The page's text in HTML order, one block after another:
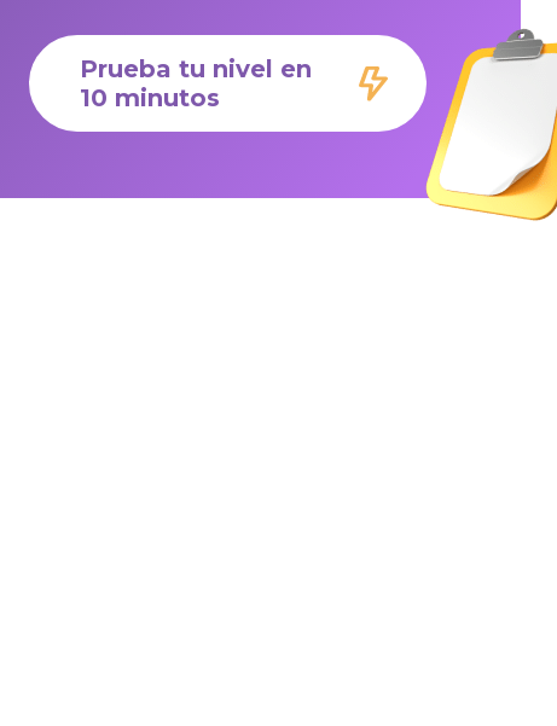
Prueba tu nivel en
10 minutos